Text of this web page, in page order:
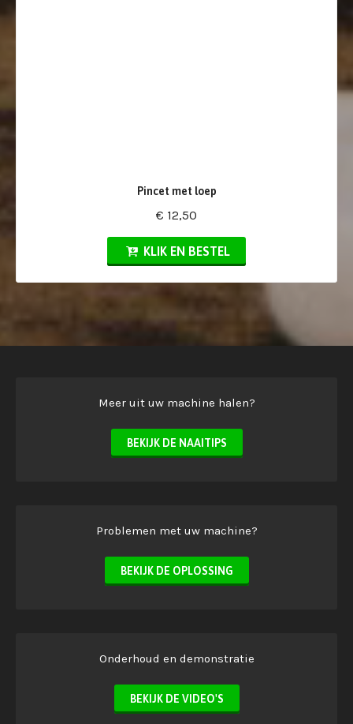
Pincet met loep
€ 12,50
KLIK EN BESTEL
Meer uit uw machine halen?
BEKIJK DE NAAITIPS
Problemen met uw machine?
BEKIJK DE OPLOSSING
Onderhoud en demonstratie
BEKIJK DE VIDEO'S